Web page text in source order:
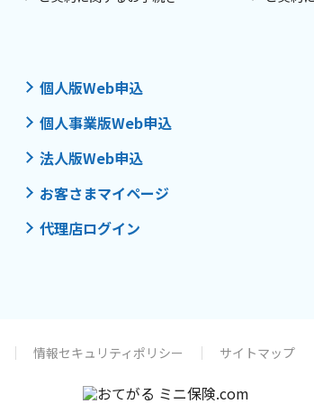
個人版Web申込
個人事業版Web申込
法人版Web申込
お客さまマイページ
代理店ログイン
情報セキュリティポリシー サイトマップ